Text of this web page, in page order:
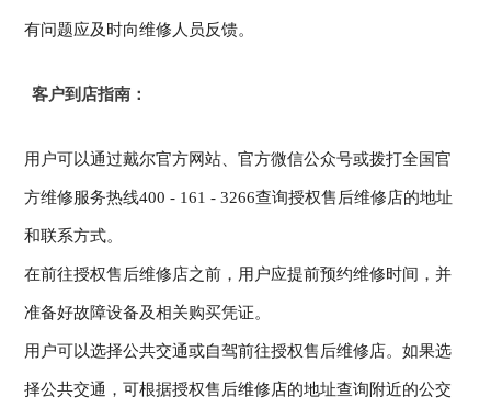
有问题应及时向维修人员反馈。
客户到店指南：
用户可以通过戴尔官方网站、官方微信公众号或拨打全国官
方维修服务热线400 - 161 - 3266查询授权售后维修店的地址
和联系方式。
在前往授权售后维修店之前，用户应提前预约维修时间，并
准备好故障设备及相关购买凭证。
用户可以选择公共交通或自驾前往授权售后维修店。如果选
择公共交通，可根据授权售后维修店的地址查询附近的公交